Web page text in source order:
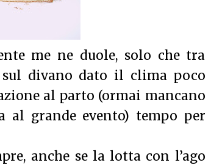
me ne duole, solo che tra
sul divano dato il clima poco
al parto (ormai mancano
al grande evento) tempo per
anche se la lotta con l’ago